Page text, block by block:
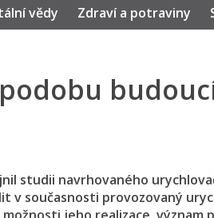
vědy Zdraví a potraviny
studii navrhovaného
v současnosti provozovaný